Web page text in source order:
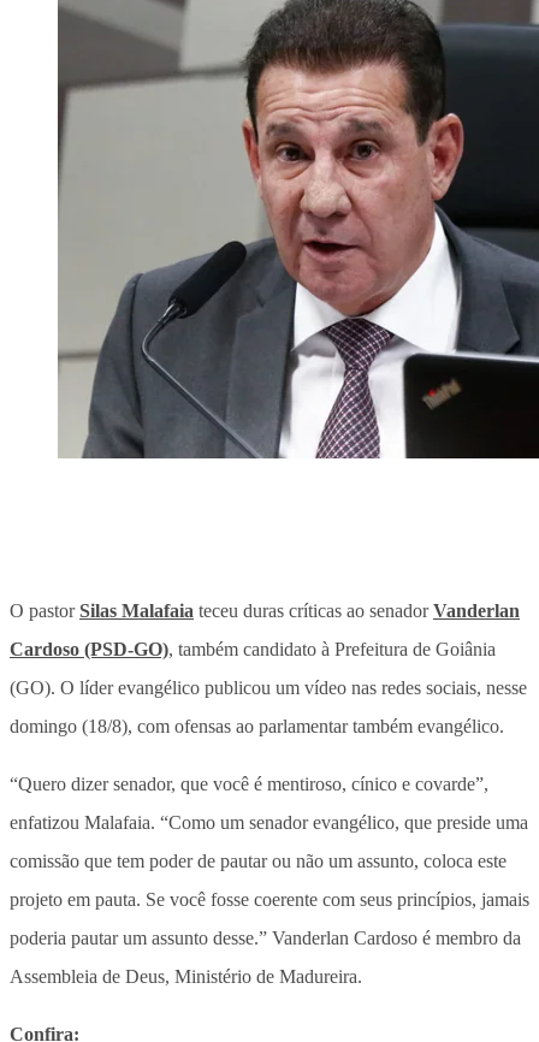
O pastorSilas Malafaia teceu duras críticas ao senadorVanderlan
Cardoso (PSD-GO), também candidato à Prefeitura de Goiânia
(GO). O líder evangélico publicou um vídeo nas redes sociais, nesse
domingo (18/8), com ofensas ao parlamentar também evangélico.
“Quero dizer senador, que você é mentiroso, cínico e covarde”,
enfatizou Malafaia. “Como um senador evangélico, que preside uma
comissão que tem poder de pautar ou não um assunto, coloca este
projeto em pauta. Se você fosse coerente com seus princípios, jamais
poderia pautar um assunto desse.” Vanderlan Cardoso é membro da
Assembleia de Deus, Ministério de Madureira.
Confira: